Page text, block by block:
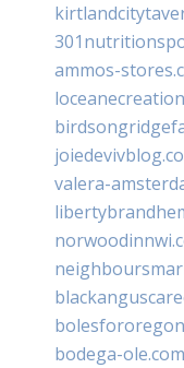
ammos-
valera-
bodega-ole.com